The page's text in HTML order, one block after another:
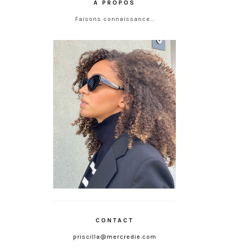
À PROPOS
Faisons connaissance…
CONTACT
priscilla@mercredie.com